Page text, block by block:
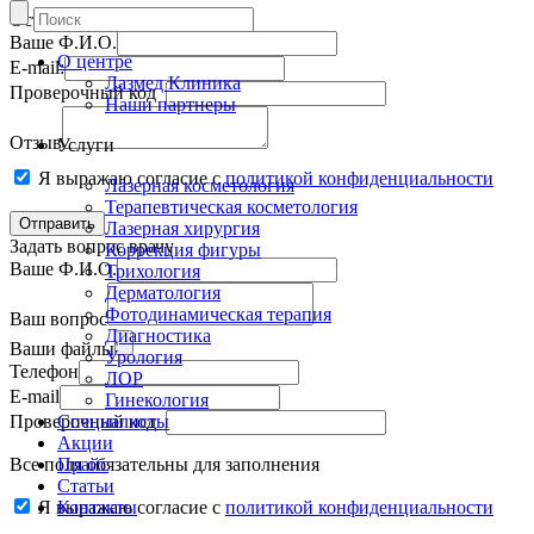
Оставить отзыв
Ваше Ф.И.О.
E-mail:
Проверочный код
Отзыв
Я выражаю согласие сполитикой конфиденциальности
Задать вопрос врачу
Ваше Ф.И.О.
Ваш вопрос
Ваши файлы
Телефон
E-mail
Проверочный код
Все поля обязательны для заполнения
Я выражаю согласие с политикой конфиденциальности
О центре
Лазмед Клиника
Наши партнеры
Услуги
Лазерная косметология
Терапевтическая косметология
Лазерная хирургия
Коррекция фигуры
Трихология
Дерматология
Фотодинамическая терапия
Диагностика
Урология
ЛОР
Гинекология
Специалисты
Акции
Прайс
Статьи
Контакты